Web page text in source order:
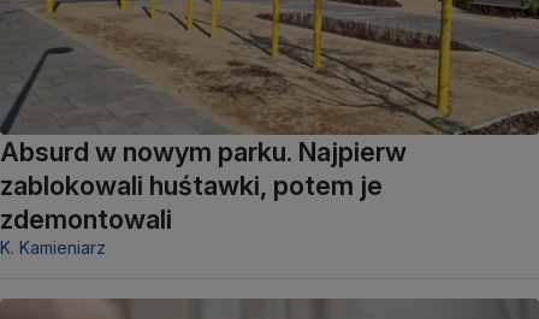
Absurd w nowym parku. Najpierw
zablokowali huśtawki, potem je
zdemontowali
K. Kamieniarz